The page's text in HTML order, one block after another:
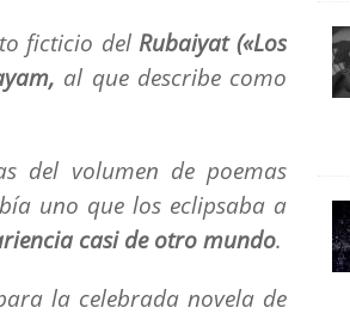
ficticio del Rubaiyat («Los
al que describe como
del volumen de poemas
uno que los eclipsaba a
casi de otro mundo.
la celebrada novela de